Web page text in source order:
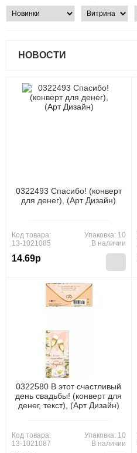
НОВОСТИ
0322493 Спасибо! (конверт
для денег), (Арт Дизайн)
Код товара:
13-1021085
14.69р
Упаковка: 10
В наличии
0322580 В этот счастливый
день свадьбы! (конверт для
денег, текст), (Арт Дизайн)
Код товара:
13-1021087
Упаковка: 10
В наличии